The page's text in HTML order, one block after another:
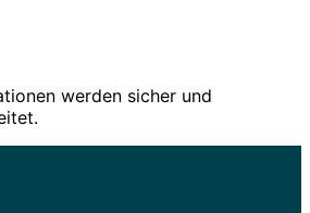
werden sicher und